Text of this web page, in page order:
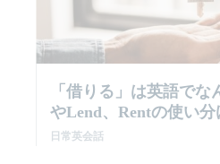
「借りる」は英語で
やLend、Rentの使い
日常英会話